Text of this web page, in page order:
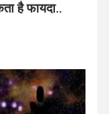
है फायदा..